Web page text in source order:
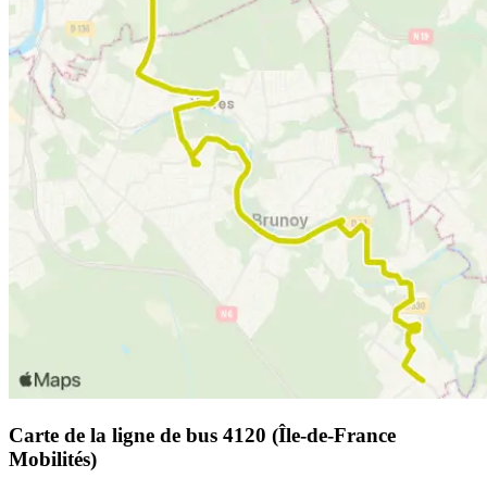
Carte de la ligne de bus 4120 (Île-de-France
Mobilités)